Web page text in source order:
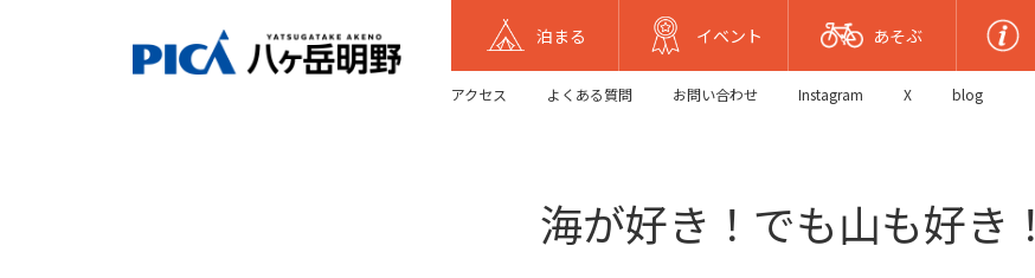
泊まる イベント あそぶ
アクセス よくある質問 お問い合わせ Instagram X blog
海が好き！でも山も好き！